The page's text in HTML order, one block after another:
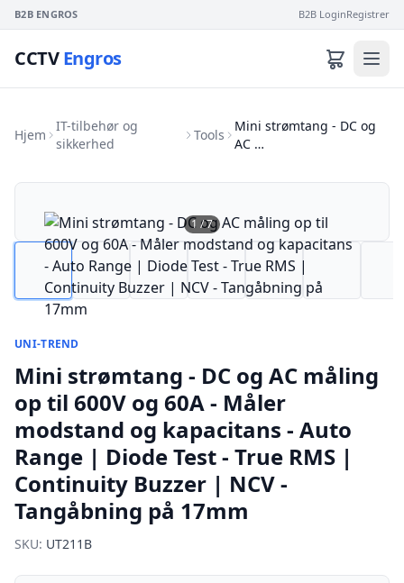
B2B ENGROS B2B LoginRegistrer
CCTVEngros
Hjem
IT-tilbehør og
sikkerhed
Tools
Mini strømtang - DC og
AC …
1 /7
UNI-TREND
Mini strømtang - DC og AC måling
op til 600V og 60A - Måler
modstand og kapacitans - Auto
Range | Diode Test - True RMS |
Continuity Buzzer | NCV -
Tangåbning på 17mm
SKU: UT211B